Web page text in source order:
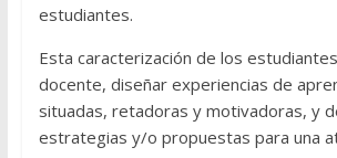
estudiantes.
Esta caracterización de los
docente, diseñar experiencias de
situadas, retadoras y motivadoras, y
estrategias y/o propuestas para una